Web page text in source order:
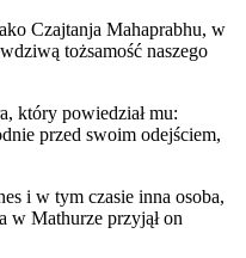
Czajtanja Mahaprabhu, w
tożsamość naszego
który powiedział mu:
przed swoim odejściem,
i w tym czasie inna osoba,
w Mathurze przyjął on